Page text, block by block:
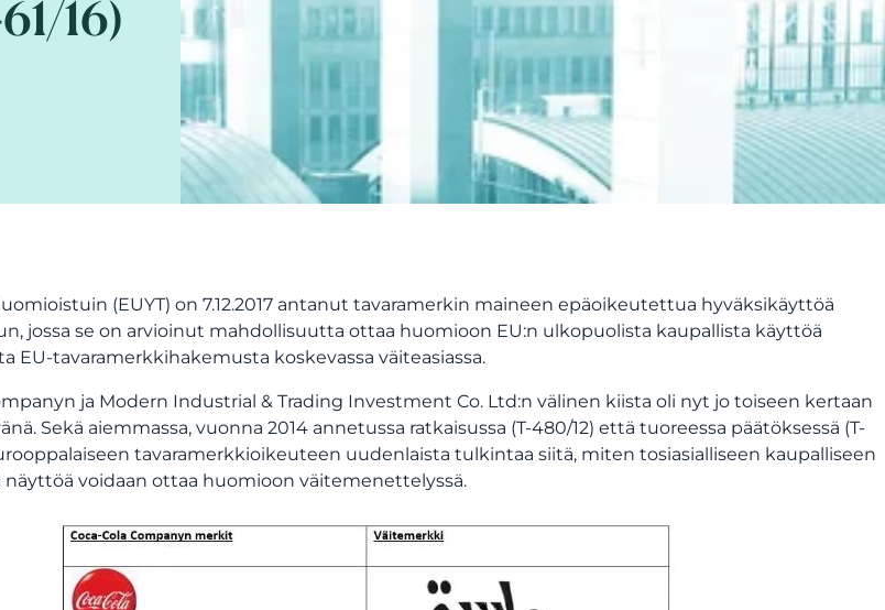
16)
(EUYT) on 7.12.2017 antanut tavaramerkin maineen epäoikeutettua hyväksikäyttöä
jossa se on arvioinut mahdollisuutta ottaa huomioon EU:n ulkopuolista kaupallista käyttöä
EU-tavaramerkkihakemusta koskevassa väiteasiassa.
ja Modern Industrial & Trading Investment Co. Ltd:n välinen kiista oli nyt jo toiseen kertaan
Sekä aiemmassa, vuonna 2014 annetussa ratkaisussa (T-480/12) että tuoreessa päätöksessä (T-
tavaramerkkioikeuteen uudenlaista tulkintaa siitä, miten tosiasialliseen kaupalliseen
voidaan ottaa huomioon väitemenettelyssä.